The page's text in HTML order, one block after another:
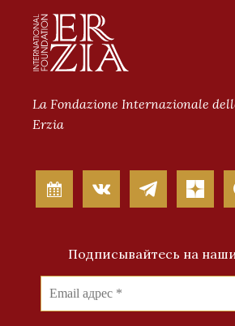
La Fondazione Internazionale
Erzia
Подписывайтесь на